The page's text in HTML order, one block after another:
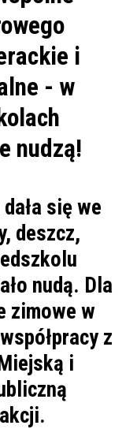
i
- w
nudzą!
się we
deszcz,
nudą. Dla
zimowe w
z
i